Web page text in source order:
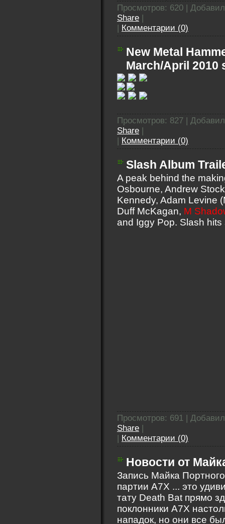
Просмотров: 620 |
Share |
| Комментарии (0)
New Metal
March/April 2010
Просмотров: 827 |
Share |
| Комментарии (0)
Slash Album
A peak behind the
Osbourne, Andrew
Kennedy, Adam Levine
Duff McKagan, M
and Iggy Pop. Slash
Просмотров: 691 |
Share |
| Комментарии (0)
Новости от
Запись Майка
партии A7X ... это
тату Death Bat прямо
поклонники A7X
нападок, но они все